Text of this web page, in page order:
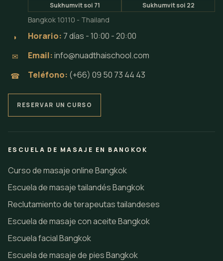
Sukhumvit soi 71 Sukhumvit soi 22
Bangkok 10110 - Thailand
◗ Horario: 7 días - 10:00 - 20:00
✉ Email:info@nuadthaischool.com
☎ Teléfono: (+66) 09 50 73 44 43
RESERVAR UN CURSO
ESCUELA DE MASAJE EN BANGKOK
Curso de masaje online Bangkok
Escuela de masaje tailandés Bangkok
Reclutamiento de terapeutas tailandeses
Escuela de masaje con aceite Bangkok
Escuela facial Bangkok
Escuela de masaje de pies Bangkok